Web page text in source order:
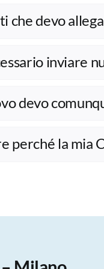
che devo
inviare
devo
perché la mia